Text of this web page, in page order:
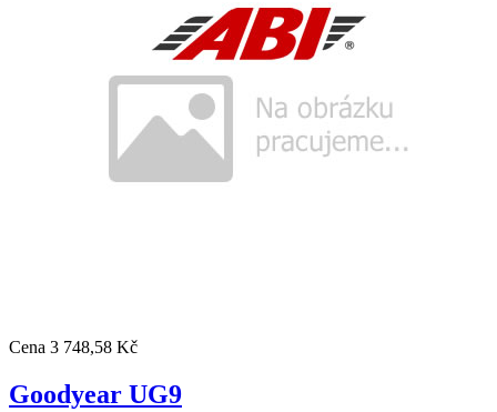
Cena 3 748,58 Kč
Goodyear UG9